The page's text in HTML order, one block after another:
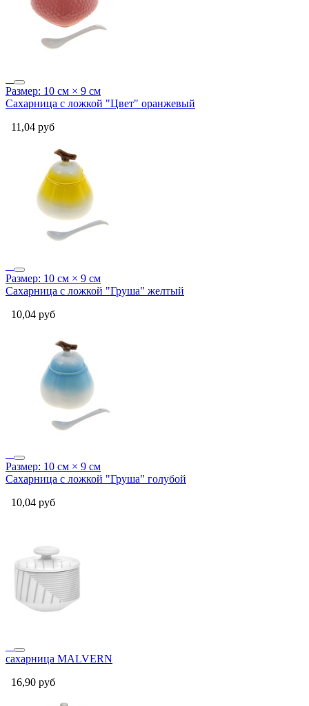
Размер: 10 см × 9 см
Сахарница с ложкой "Цвет" оранжевый
11,04 руб
Размер: 10 см × 9 см
Сахарница с ложкой "Груша" желтый
10,04 руб
Размер: 10 см × 9 см
Сахарница с ложкой "Груша" голубой
10,04 руб
сахарница MALVERN
16,90 руб